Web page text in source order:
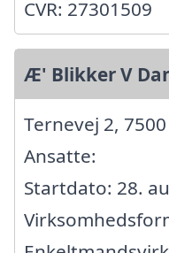
CVR: 27301509
Æ' Blikker V
Ternevej 2,
Ansatte:
Startdato: 28.